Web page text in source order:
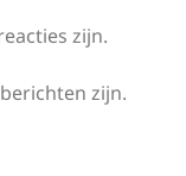
zijn.
zijn.